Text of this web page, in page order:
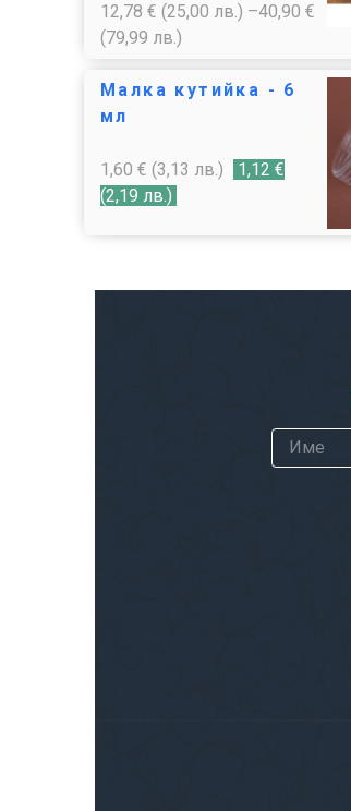
Оценено с
4.85от 5
12,78 € (25,00 лв.) –40,90 €
(79,99 лв.)
Малка кутийка - 6
мл
1,60 € (3,13 лв.) 1,12 €
(2,19 лв.)